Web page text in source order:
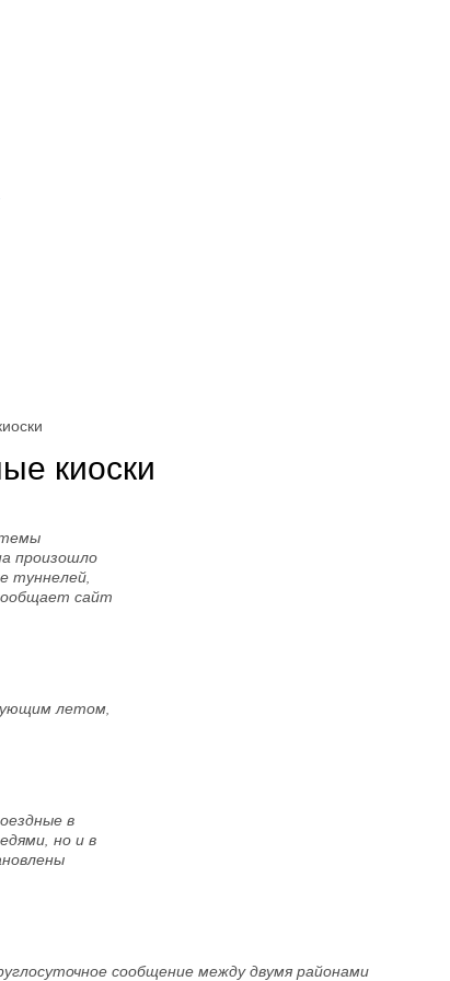
киоски
произошло
туннелей,
сайт
летом,
в
но и в
сообщение между двумя районами